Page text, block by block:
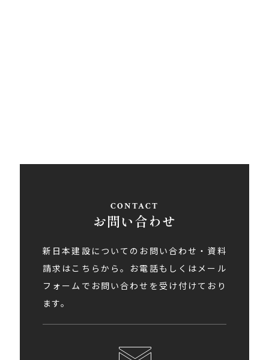
お問い合わせ
新日本建設についてのお問い合わせ・資料
請求はこちらから。お電話もしくはメール
フォームでお問い合わせを受け付けており
ます。